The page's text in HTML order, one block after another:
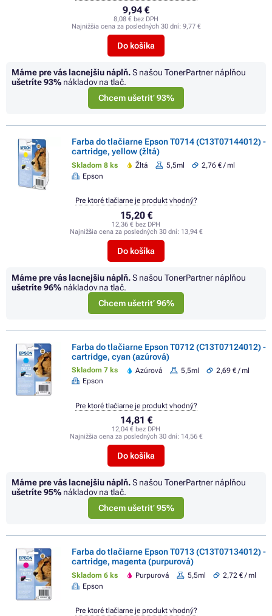
9,94 €
8,08 € bez DPH
Najnižšia cena za posledných 30 dní: 9,77 €
Do košíka
Máme pre vás lacnejšiu náplň.S našou TonerPartner náplňou
ušetríte93% nákladov na tlač.
Chcem ušetriť 93%
Farba do tlačiarne Epson T0714 (C13T07144012) -
cartridge, yellow (žltá)
Skladom 8 ks Žltá 5,5ml
2,76 € / ml
Epson
15,20 €
12,36 € bez DPH
Najnižšia cena za posledných 30 dní: 13,94 €
Do košíka
Pre ktoré tlačiarne je produkt vhodný?
Máme pre vás lacnejšiu náplň.S našou TonerPartner náplňou
ušetríte96% nákladov na tlač.
Chcem ušetriť 96%
Farba do tlačiarne Epson T0712 (C13T07124012) -
cartridge, cyan (azúrová)
Skladom 7 ks Azúrová 5,5ml
2,69 € / ml
Epson
14,81 €
12,04 € bez DPH
Najnižšia cena za posledných 30 dní: 14,56 €
Do košíka
Pre ktoré tlačiarne je produkt vhodný?
Máme pre vás lacnejšiu náplň.S našou TonerPartner náplňou
ušetríte95% nákladov na tlač.
Chcem ušetriť 95%
Farba do tlačiarne Epson T0713 (C13T07134012) -
cartridge, magenta (purpurová)
Skladom 6 ks Purpurová 5,5ml
2,72 € / ml
Epson
Pre ktoré tlačiarne je produkt vhodný?